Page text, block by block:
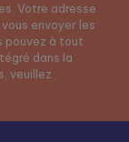
Votre adresse
envoyer les
pouvez à tout
dans la
veuillez